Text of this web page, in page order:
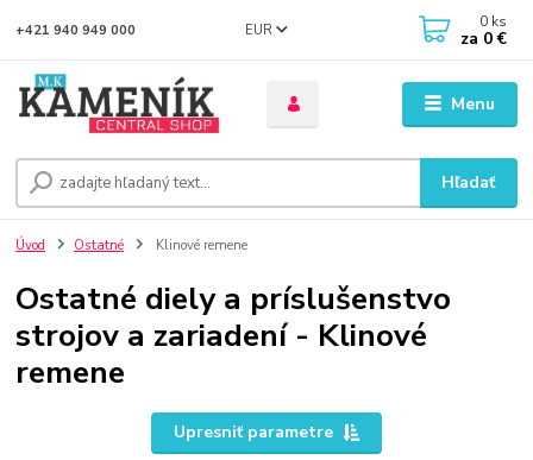
Menu
EUR
Hľadať
+421 940 949 000 0 ks
za 0 €
Úvod Ostatné Klinové remene
Ostatné diely a príslušenstvo
strojov a zariadení - Klinové
remene
Upresniť parametre